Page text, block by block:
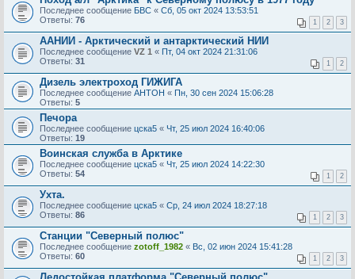
Последнее сообщение БВС « Сб, 05 окт 2024 13:53:51
Ответы: 76 1 2 3
ААНИИ - Арктический и антарктический НИИ
Последнее сообщение VZ 1 « Пт, 04 окт 2024 21:31:06
Ответы: 31 1 2
Дизель электроход ГИЖИГА
Последнее сообщение AHTOH « Пн, 30 сен 2024 15:06:28
Ответы: 5
Печора
Последнее сообщение цска5 « Чт, 25 июл 2024 16:40:06
Ответы: 19
Воинская служба в Арктике
Последнее сообщение цска5 « Чт, 25 июл 2024 14:22:30
Ответы: 54 1 2
Ухта.
Последнее сообщение цска5 « Ср, 24 июл 2024 18:27:18
Ответы: 86 1 2 3
Станции "Северный полюс"
Последнее сообщение zotoff_1982 « Вс, 02 июн 2024 15:41:28
Ответы: 60 1 2 3
Ледостойкая платформа "Северный полюс"